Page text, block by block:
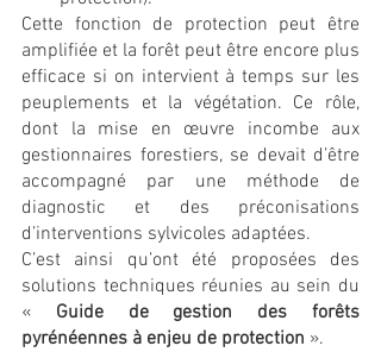
Cette fonction de protection peut être
amplifiée et la forêt peut être encore plus
efficace si on intervient à temps sur les
peuplements et la végétation. Ce rôle,
dont la mise en œuvre incombe aux
gestionnaires forestiers, se devait d’être
accompagné par une méthode de
diagnostic et des préconisations
d’interventions sylvicoles adaptées.
C’est ainsi qu’ont été proposées des
solutions techniques réunies au sein du
« Guide de gestion des forêts
pyrénéennes à enjeu de protection ».